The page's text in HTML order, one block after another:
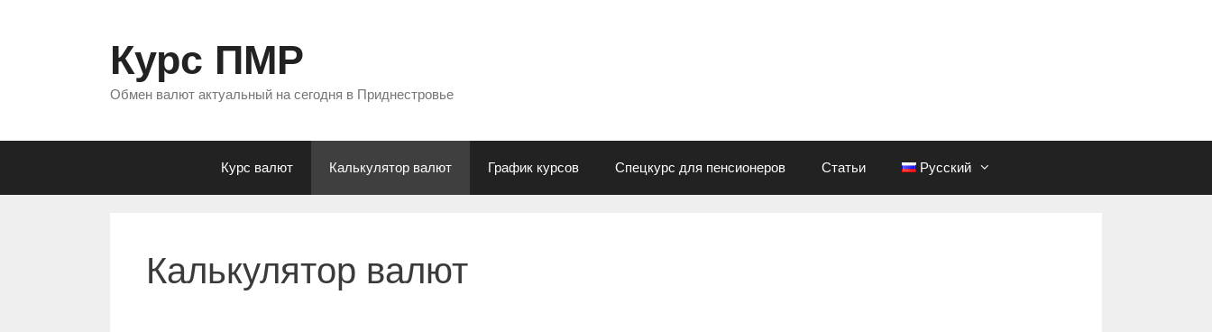
Курс ПМР
Обмен валют актуальный на сегодня в Приднестровье
Курс валют Калькулятор валют График курсов Спецкурс для пенсионеров Статьи Русский
Калькулятор валют